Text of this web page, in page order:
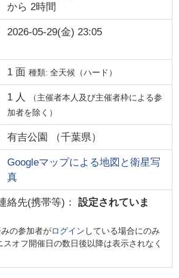
から 2時間
2026-05-29(金) 23:05
1面 種類: 全天候（ハード）
1 人
（主催者本人及び主催者枠による参
加者を除く）
有吉公園 （千葉県）
Googleマップによる地図と衛星写
真
絡先(携帯等)： 設定されていま
の参加者がログイン している場合にのみ
オフ開催日の数日後以降は表示されなく